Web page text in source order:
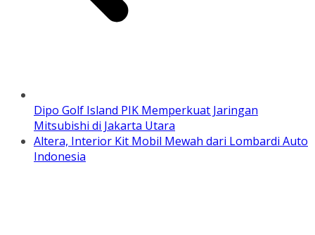
Dipo Golf Island PIK Memperkuat Jaringan
Mitsubishi di Jakarta Utara
Altera, Interior Kit Mobil Mewah dari Lombardi Auto
Indonesia